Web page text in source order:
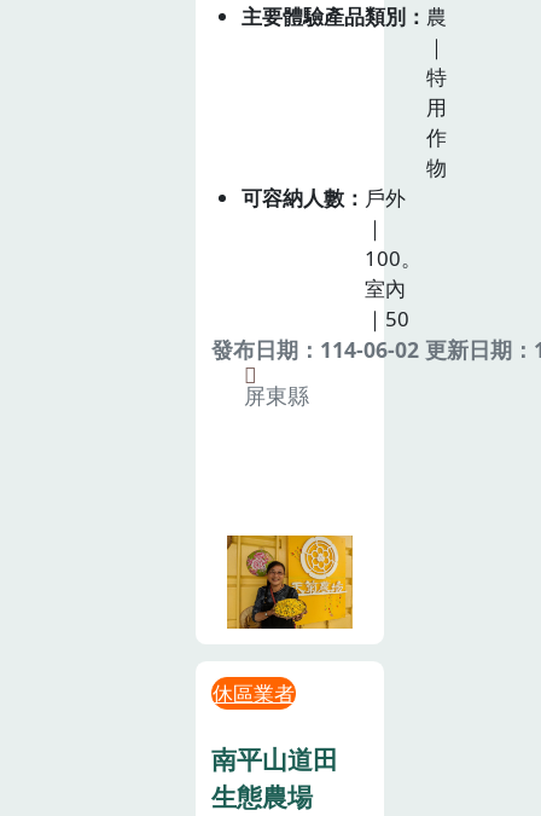
主要體驗產品類別
農
｜
特
用
作
物
可容納人數
戶外
｜
100。
室內
｜50
發布日期：114-06-02 更新日期
屏東縣
休區業者
南平山道田
生態農場